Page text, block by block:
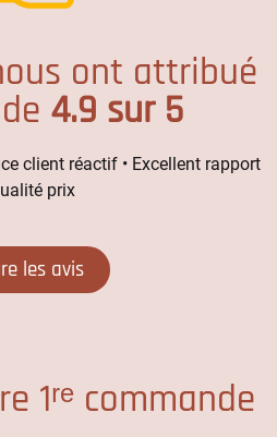
ont attribué
4.9 sur 5
client réactif • Excellent rapport
prix
les avis
1ʳᵉ commande